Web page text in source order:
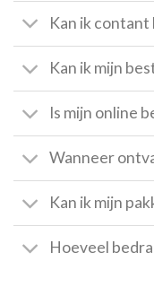
Kan ik
Kan ik mijn
Is mijn online
Wanneer
Kan ik mijn
Hoeveel